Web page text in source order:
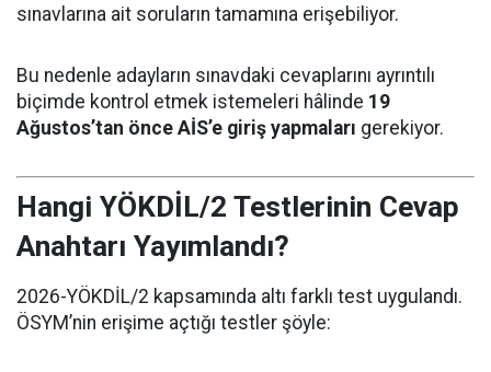
sınavlarına ait soruların tamamına erişebiliyor.
Bu nedenle adayların sınavdaki cevaplarını ayrıntılı
biçimde kontrol etmek istemeleri hâlinde 19
Ağustos’tan önce AİS’e giriş yapmaları gerekiyor.
Hangi YÖKDİL/2 Testlerinin Cevap
Anahtarı Yayımlandı?
2026-YÖKDİL/2 kapsamında altı farklı test uygulandı.
ÖSYM’nin erişime açtığı testler şöyle: